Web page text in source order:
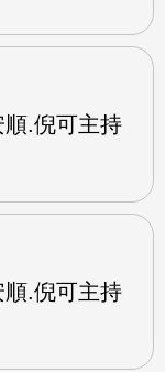
.倪可主持
.倪可主持